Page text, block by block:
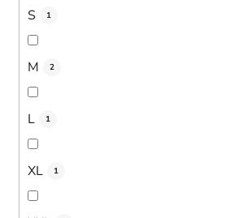
S 1
M 2
L 1
XL 1